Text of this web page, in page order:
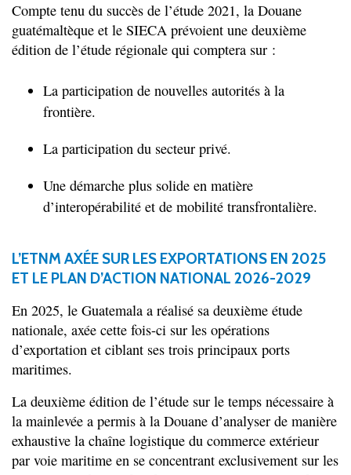
Compte tenu du succès de l’étude 2021, la Douane
guatémaltèque et le SIECA prévoient une deuxième
édition de l’étude régionale qui comptera sur :
La participation de nouvelles autorités à la
frontière.
La participation du secteur privé.
Une démarche plus solide en matière
d’interopérabilité et de mobilité transfrontalière.
L’ETNM AXÉE SUR LES EXPORTATIONS EN 2025
ET LE PLAN D’ACTION NATIONAL 2026-2029
En 2025, le Guatemala a réalisé sa deuxième étude
nationale, axée cette fois-ci sur les opérations
d’exportation et ciblant ses trois principaux ports
maritimes.
La deuxième édition de l’étude sur le temps nécessaire à
la mainlevée a permis à la Douane d’analyser de manière
exhaustive la chaîne logistique du commerce extérieur
par voie maritime en se concentrant exclusivement sur les